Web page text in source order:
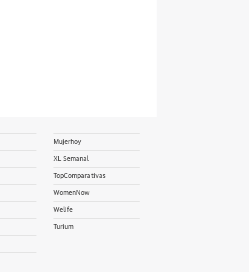
Mujerhoy
XL Semanal
TopComparativas
WomenNow
Welife
Turium